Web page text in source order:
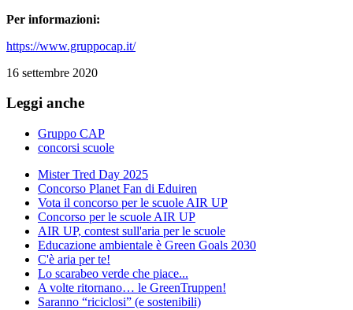
Per informazioni:
https://www.gruppocap.it/
16 settembre 2020
Leggi anche
Gruppo CAP
concorsi scuole
Mister Tred Day 2025
Concorso Planet Fan di Eduiren
Vota il concorso per le scuole AIR UP
Concorso per le scuole AIR UP
AIR UP, contest sull'aria per le scuole
Educazione ambientale è Green Goals 2030
C'è aria per te!
Lo scarabeo verde che piace...
A volte ritornano… le GreenTruppen!
Saranno “riciclosi” (e sostenibili)